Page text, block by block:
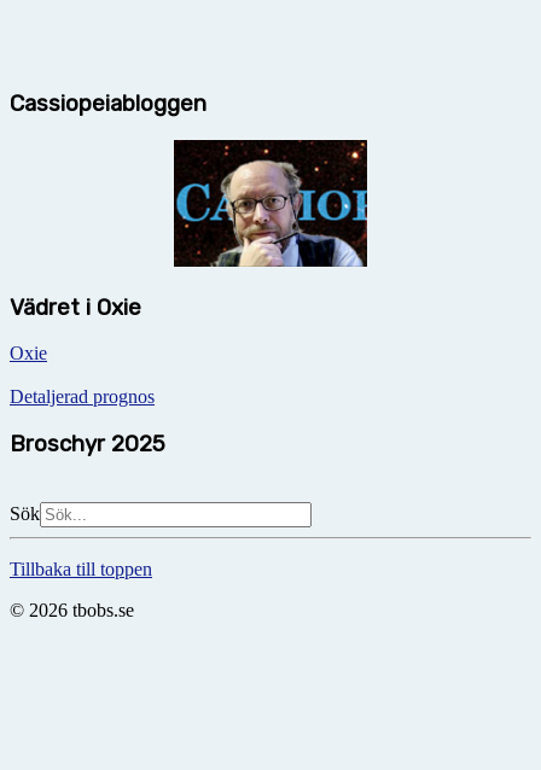
Cassiopeiabloggen
Vädret i Oxie
Oxie
Detaljerad prognos
Broschyr 2025
Sök
Tillbaka till toppen
© 2026 tbobs.se